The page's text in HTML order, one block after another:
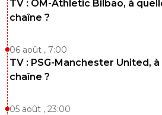
TV : OM-Athletic Bilbao, à
chaîne ?
06 août , 7:00
TV : PSG-Manchester United,
chaîne ?
05 août , 23:00